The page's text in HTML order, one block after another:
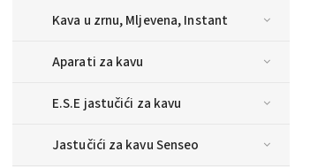
Kava u zrnu, Mljevena, Instant
Aparati za kavu
E.S.E jastučići za kavu
Jastučići za kavu Senseo